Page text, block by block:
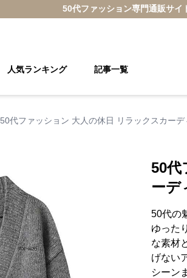
50代ファッション専門通販サイ
人気ランキング 記事一覧
50代ファッション 大人の休日 リラックスカーデ
50代
ーデ
50代の
ゆった
な素材
げない
シーン